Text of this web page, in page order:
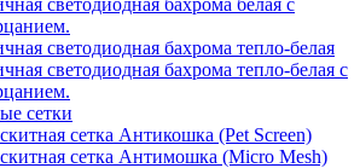
светодиодная бахрома белая с
светодиодная бахрома тепло-белая
светодиодная бахрома тепло-белая с
сетки
сетка Антикошка (Pet Screen)
сетка Антимошка (Micro Mesh)